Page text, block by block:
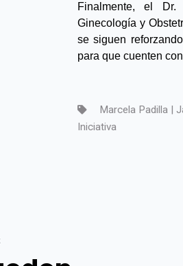
Finalmente, el
Ginecología y
se siguen
para que cuenten
Marcela Padilla |
Iniciativa